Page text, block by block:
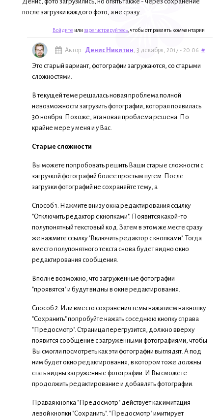
после загрузки каждого фото, а не сразу...
Войдите или зарегистрируйтесь , чтобы отправлять комментарии
Автор: Денис Никитин , 3 декабря, 2017 - 20:06 #
Это старый вариант, фотографии загружаются, со старыми
сложностями.
В текущей теме решалась новая проблема полной
невозможности загрузить фотографии, которая появилась
30 ноября. Похоже, эта новая проблема решена. По
крайне мере у меня и у Вас.
Старые сложности
Вы можете попробовать решить Ваши старые сложности с
загрузкой фотографий более простым путем. После
загрузки фотографий не сохраняйте тему, а
Способ 1. Нажмите внизу окна редактирования ссылку
"Отключить редактор с кнопками". Появится какой-то
полупонятный текстовый код. Затем в этом же месте сразу
же нажмите ссылку "Включить редактор с кнопками". Тогда
вместо полупонятного текста снова будет видно окно
редактирования сообщения.
Вполне возможно, что загруженные фотографии
"проявятся" и будут видны в окне редактирования.
Способ 2. Или вместо сохранения темы нажатием на кнопку
"Сохранить" попробуйте нажать соседнюю кнопку справа
"Предосмотр". Страница перегрузится, должно вверху
появится сообщение с загруженными фотографиями, чтобы
Вы смогли посмотреть как эти фотографии выглядят. А под
ним будет окно редактирования, в котором тоже должны
стать видны загруженные фотографии. И Вы сможете
продолжить редактирование и добавлять фотографии.
Правая кнопка "Предосмотр" действует как имитация
левой кнопки "Сохранить". "Предосмотр" имитирует